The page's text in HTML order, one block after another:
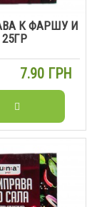
К ФАРШУ И
7.90 ГРН